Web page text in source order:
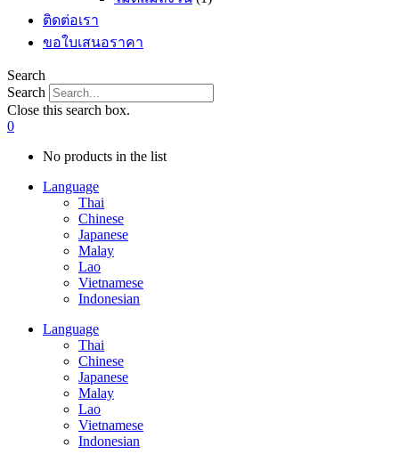
ติดต่อเรา
ขอใบเสนอราคา
Search
Search
Close this search box.
0
No products in the list
Language
Thai
Chinese
Japanese
Malay
Lao
Vietnamese
Indonesian
Language
Thai
Chinese
Japanese
Malay
Lao
Vietnamese
Indonesian